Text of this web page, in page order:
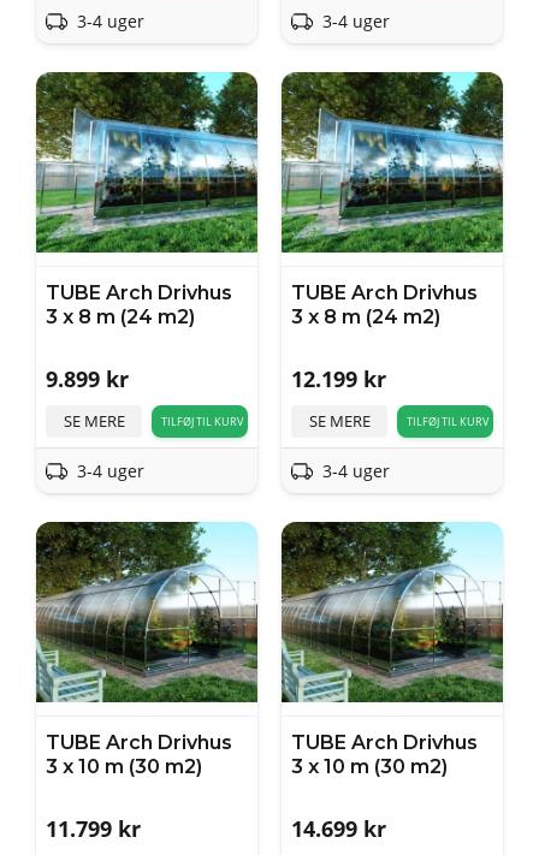
3-4 uger 3-4 uger
TUBE Arch Drivhus
3 x 8 m (24 m2)
9.899 kr
SE MERE TILFØJ TIL KURV
3-4 uger
TUBE Arch Drivhus
3 x 8 m (24 m2)
12.199 kr
SE MERE TILFØJ TIL KURV
3-4 uger
TUBE Arch Drivhus
3 x 10 m (30 m2)
11.799 kr
TUBE Arch Drivhus
3 x 10 m (30 m2)
14.699 kr